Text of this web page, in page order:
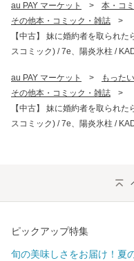
au PAY マーケット > 本・コ
その他本・コミック・雑誌
>
【中古】 妹に婚約者を取られ
スコミック) / 7e、陽炎氷柱 /
au PAY マーケット > もった
その他本・コミック・雑誌
>
【中古】 妹に婚約者を取られ
スコミック) / 7e、陽炎氷柱 /
ピックアップ特集
旬の美味しさをお届け！夏